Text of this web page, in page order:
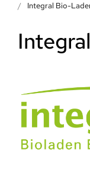
Integral Bio-